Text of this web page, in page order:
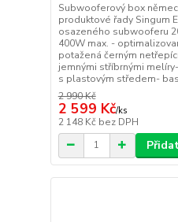
Subwooferový box
produktové řady Singum
osazeného subwooferu
400W max. -
potažená černým
jemnými stříbrnými
s plastovým středem-
2 990 Kč
2 599 Kč/ks
2 148 Kč bez DPH